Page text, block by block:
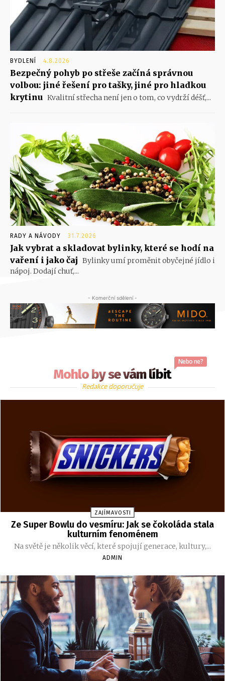
BYDLENÍ 4.8.2026
Bezpečný pohyb po střeše začíná správnou
volbou: jiné řešení pro tašky, jiné pro hladkou
krytinu Kvalitní střecha není jen o tom, co vydrží déšť,...
RADY A NÁVODY 31.7.2026
Jak vybrat a skladovat bylinky, které se hodí na
vaření i jako čaj Bylinky umí proměnit obyčejné jídlo i
nápoj. Dodají chuť,...
- Komerční sdělení -
Mohlo by se vám líbit
Nebo ne?
Redakce doporučuje
ZAJÍMAVOSTI
Ze Super Bowlu do vesmíru: Jak se čokoláda stala
kulturním fenoménem
Na světě je několik věcí, které spojují generace, kultury,...
ADMIN